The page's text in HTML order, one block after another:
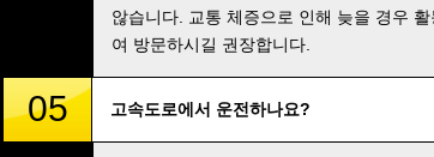
않습니다. 교통 체증으로 인해 늦을 경우
여 방문하시길 권장합니다.
05 고속도로에서 운전하나요?